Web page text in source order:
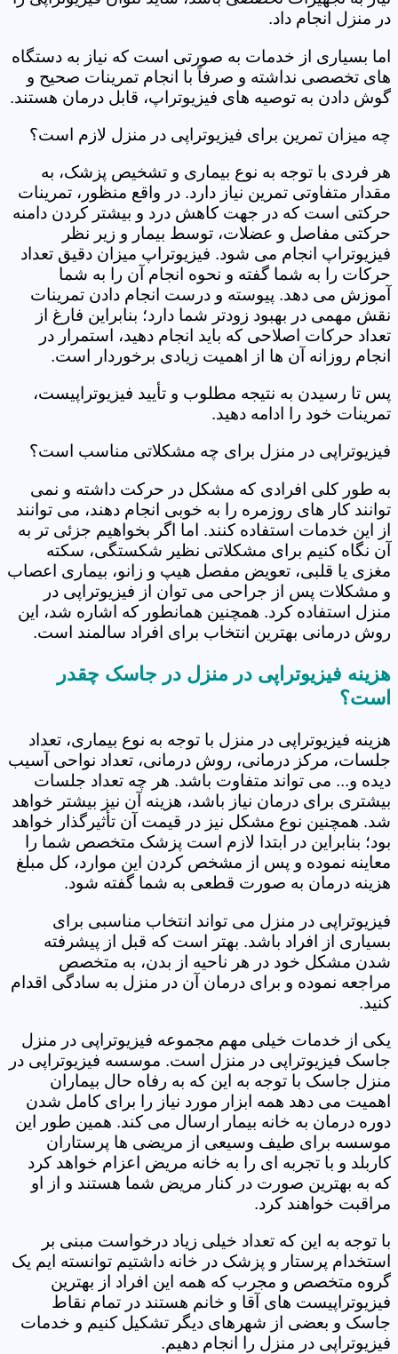
در منزل انجام داد.
اما بسیاری از خدمات به صورتی است که نیاز به دستگاه
های تخصصی نداشته و صرفاً با انجام تمرینات صحیح و
گوش دادن به توصیه های فیزیوتراپ، قابل درمان هستند.
چه میزان تمرین برای فیزیوتراپی در منزل لازم است؟
هر فردی با توجه به نوع بیماری و تشخیص پزشک، به
مقدار متفاوتی تمرین نیاز دارد. در واقع منظور، تمرینات
حرکتی است که در جهت کاهش درد و بیشتر کردن دامنه
حرکتی مفاصل و عضلات، توسط بیمار و زیر نظر
فیزیوتراپ انجام می شود. فیزیوتراپ میزان دقیق تعداد
حرکات را به شما گفته و نحوه انجام آن را به شما
آموزش می دهد. پیوسته و درست انجام دادن تمرینات
نقش مهمی در بهبود زودتر شما دارد؛ بنابراین فارغ از
تعداد حرکات اصلاحی که باید انجام دهید، استمرار در
انجام روزانه آن ها از اهمیت زیادی برخوردار است.
پس تا رسیدن به نتیجه مطلوب و تأیید فیزیوتراپیست،
تمرینات خود را ادامه دهید.
فیزیوتراپی در منزل برای چه مشکلاتی مناسب است؟
به طور کلی افرادی که مشکل در حرکت داشته و نمی
توانند کار های روزمره را به خوبی انجام دهند، می توانند
از این خدمات استفاده کنند. اما اگر بخواهیم جزئی تر به
آن نگاه کنیم برای مشکلاتی نظیر شکستگی، سکته
مغزی یا قلبی، تعویض مفصل هیپ و زانو، بیماری اعصاب
و مشکلات پس از جراحی می توان از فیزیوتراپی در
منزل استفاده کرد. همچنین همانطور که اشاره شد، این
روش درمانی بهترین انتخاب برای افراد سالمند است.
هزینه فیزیوتراپی در منزل در جاسک چقدر
است؟
هزینه فیزیوتراپی در منزل با توجه به نوع بیماری، تعداد
جلسات، مرکز درمانی، روش درمانی، تعداد نواحی آسیب
دیده و... می تواند متفاوت باشد. هر چه تعداد جلسات
بیشتری برای درمان نیاز باشد، هزینه آن نیز بیشتر خواهد
شد. همچنین نوع مشکل نیز در قیمت آن تأثیرگذار خواهد
بود؛ بنابراین در ابتدا لازم است پزشک متخصص شما را
معاینه نموده و پس از مشخص کردن این موارد، کل مبلغ
هزینه درمان به صورت قطعی به شما گفته شود.
فیزیوتراپی در منزل می تواند انتخاب مناسبی برای
بسیاری از افراد باشد. بهتر است که قبل از پیشرفته
شدن مشکل خود در هر ناحیه از بدن، به متخصص
مراجعه نموده و برای درمان آن در منزل به سادگی اقدام
کنید.
یکی از خدمات خیلی مهم مجموعه فیزیوتراپی در منزل
جاسک فیزیوتراپی در منزل است. موسسه فیزیوتراپی در
منزل جاسک با توجه به این که به رفاه حال بیماران
اهمیت می دهد همه ابزار مورد نیاز را برای کامل شدن
دوره درمان به خانه بیمار ارسال می کند. همین طور این
موسسه برای طیف وسیعی از مریضی ها پرستاران
کاربلد و با تجربه ای را به خانه مریض اعزام خواهد کرد
که به بهترین صورت در کنار مریض شما هستند و از او
مراقبت خواهند کرد.
با توجه به این که تعداد خیلی زیاد درخواست مبنی بر
استخدام پرستار و پزشک در خانه داشتیم توانسته ایم یک
گروه متخصص و مجرب که همه این افراد از بهترین
فیزیوتراپیست های آقا و خانم هستند در تمام نقاط
جاسک و بعضی از شهرهای دیگر تشکیل کنیم و خدمات
فیزیوتراپی در منزل را انجام دهیم.